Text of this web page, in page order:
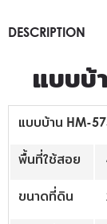
DESCRIPTION
แบบบ้
แบบบ้าน HM-
พื้นที่ใช้สอย
ขนาดที่ดิน